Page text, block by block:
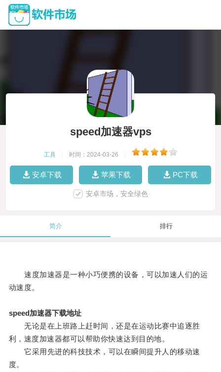
speed加速器vps
工具 时间：2024-03-26
安卓下载 苹果下载 PC下载
安卓市场，安全绿色
简介 排行
速度加速器是一种小巧便携的设备，可以加速人们的运
动速度。
speed加速器下载地址
无论是在上班路上赶时间，还是在运动比赛中追逐胜
利，速度加速器都可以帮助你快速达到目的地。
它采用先进的科技技术，可以在瞬间提升人的移动速
度。